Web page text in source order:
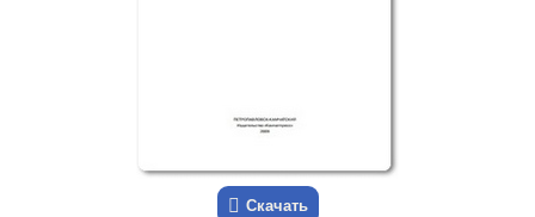
Скачать